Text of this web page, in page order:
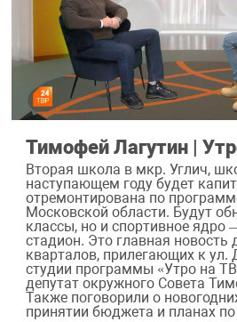
Тимофей Лагутин |
Вторая школа в мкр. Углич,
наступающем году будет
отремонтирована по
Московской области. Будут
классы, но и спортивное
стадион. Это главная новость
кварталов, прилегающих к
студии программы «Утро на
депутат окружного Совета
Также поговорили о
принятии бюджета и планах по